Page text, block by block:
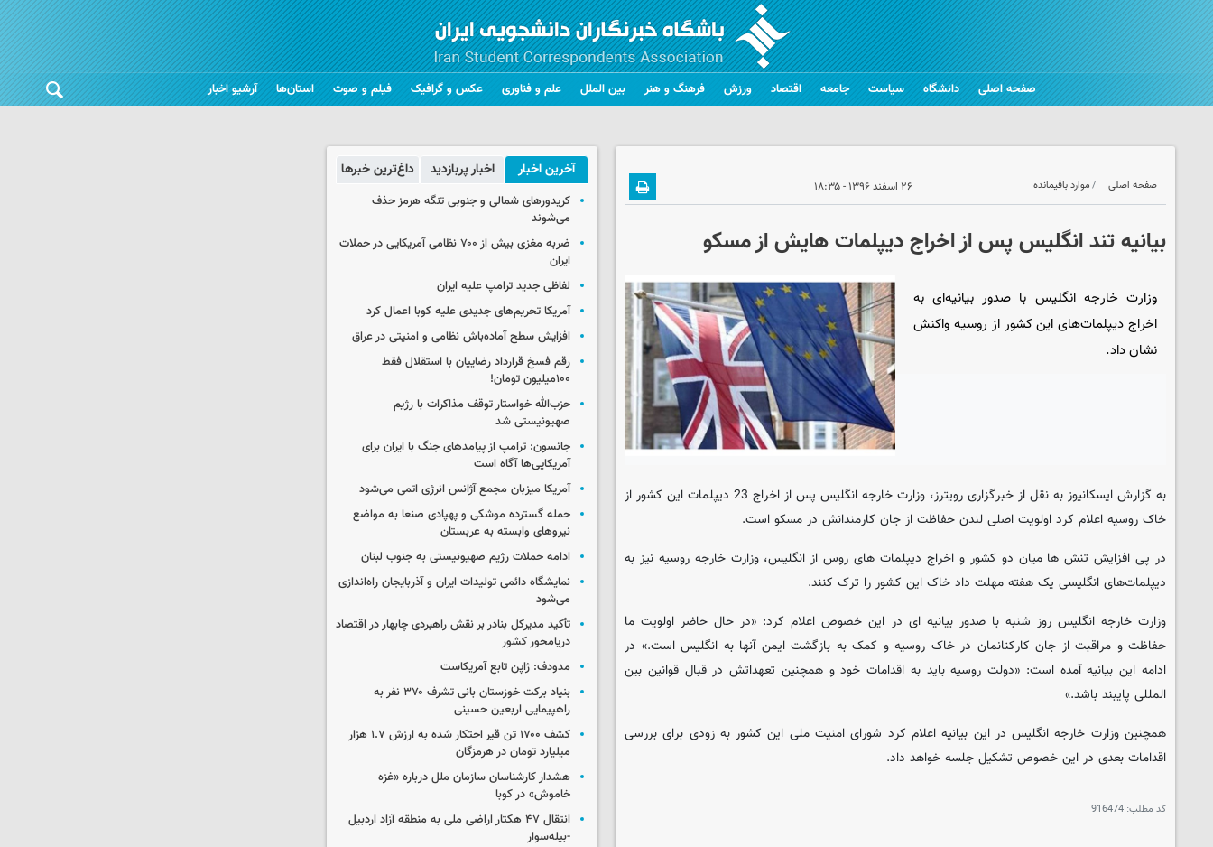
صفحه اصلی دانشگاه سیاست جامعه اقتصاد ورزش فرهنگ و هنر بین الملل علم و فناوری عکس و گرافیک فیلم و صوت استان‌ها آرشیو اخبار
صفحه اصلی موارد باقیمانده ۲۶ اسفند ۱۳۹۶ - ۱۸:۳۵
بیانیه تند انگلیس پس از اخراج دیپلمات هایش از مسکو
وزارت خارجه انگلیس با صدور بیانیه‌ای به
اخراج دیپلمات‌های این کشور از روسیه واکنش
نشان داد.
به گزارش ایسکانیوز به نقل از خبرگزاری رویترز، وزارت خارجه انگلیس پس از اخراج 23 دیپلمات این کشور از
خاک روسیه اعلام کرد اولویت اصلی لندن حفاظت از جان کارمندانش در مسکو است.
در پی افزایش تنش ها میان دو کشور و اخراج دیپلمات های روس از انگلیس، وزارت خارجه روسیه نیز به
دیپلمات‌های انگلیسی یک هفته مهلت داد خاک این کشور را ترک کنند.
وزارت خارجه انگلیس روز شنبه با صدور بیانیه ای در این خصوص اعلام کرد: «در حال حاضر اولویت ما
حفاظت و مراقبت از جان کارکنانمان در خاک روسیه و کمک به بازگشت ایمن آنها به انگلیس است.» در
ادامه این بیانیه آمده است: «دولت روسیه باید به اقدامات خود و همچنین تعهداتش در قبال قوانین بین
المللی پایبند باشد.»
همچنین وزارت خارجه انگلیس در این بیانیه اعلام کرد شورای امنیت ملی این کشور به زودی برای بررسی
اقدامات بعدی در این خصوص تشکیل جلسه خواهد داد.
کد مطلب: 916474
آخرین اخبار اخبار پربازدید داغ‌ترین خبرها
کریدورهای شمالی و جنوبی تنگه هرمز حذف
می‌شوند
ضربه مغزی بیش از ۷۰۰ نظامی آمریکایی در حملات
ایران
لفاظی جدید ترامپ علیه ایران
آمریکا تحریم‌های جدیدی علیه کوبا اعمال کرد
افزایش سطح آماده‌باش نظامی و امنیتی در عراق
رقم فسخ قرارداد رضاییان با استقلال فقط
۱۰۰میلیون تومان!
حزب‌الله خواستار توقف مذاکرات با رژیم
صهیونیستی شد
جانسون: ترامپ از پیامدهای جنگ با ایران برای
آمریکایی‌ها آگاه است
آمریکا میزبان مجمع آژانس انرژی اتمی می‌شود
حمله گسترده موشکی و پهپادی صنعا به مواضع
نیروهای وابسته به عربستان
ادامه حملات رژیم صهیونیستی به جنوب لبنان
نمایشگاه دائمی تولیدات ایران و آذربایجان راه‌اندازی
می‌شود
تأکید مدیرکل بنادر بر نقش راهبردی چابهار در اقتصاد
دریامحور کشور
مدودف: ژاپن تابع آمریکاست
بنیاد برکت خوزستان بانی تشرف ۳۷۰ نفر به
راهپیمایی اربعین حسینی
کشف ۱۷۰۰ تن قیر احتکار شده به ارزش ۱.۷ هزار
میلیارد تومان در هرمزگان
هشدار کارشناسان سازمان ملل درباره «غزه‌
خاموش» در کوبا
انتقال ۴۷ هکتار اراضی ملی به منطقه آزاد اردبیل
-بیله‌سوار